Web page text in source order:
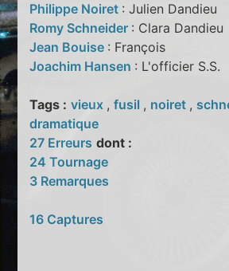
Philippe Noiret : Julien Dandieu
Romy Schneider : Clara Dandieu
Jean Bouise : François
Joachim Hansen : L'officier S.S.
Tags : vieux ,fusil , noiret ,
dramatique
27 Erreurs dont :
24 Tournage
3 Remarques
16 Captures